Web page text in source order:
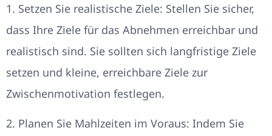
1. Setzen Sie realistische Ziele: Stellen Sie sicher,
dass Ihre Ziele für das Abnehmen erreichbar und
realistisch sind. Sie sollten sich langfristige Ziele
setzen und kleine, erreichbare Ziele zur
Zwischenmotivation festlegen.
2. Planen Sie Mahlzeiten im Voraus: Indem Sie